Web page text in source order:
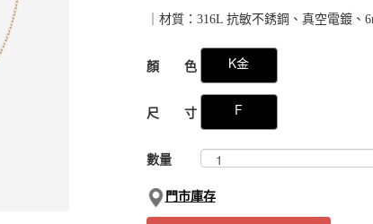
｜材質：316L 抗敏不銹鋼、真空電鍍、
GOODS000000000000046059472
顏 色 K金
尺 寸 F
數量
門市庫存